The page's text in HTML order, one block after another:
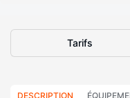
Tarifs
DESCRIPTION